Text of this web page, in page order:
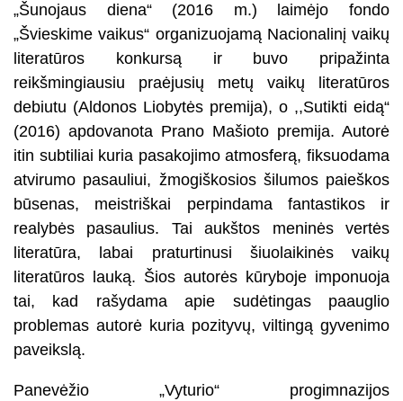
„Šunojaus diena“ (2016 m.) laimėjo fondo
„Švieskime vaikus“ organizuojamą Nacionalinį vaikų
literatūros konkursą ir buvo pripažinta
reikšmingiausiu praėjusių metų vaikų literatūros
debiutu (Aldonos Liobytės premija), o ,,Sutikti eidą“
(2016) apdovanota Prano Mašioto premija. Autorė
itin subtiliai kuria pasakojimo atmosferą, fiksuodama
atvirumo pasauliui, žmogiškosios šilumos paieškos
būsenas, meistriškai perpindama fantastikos ir
realybės pasaulius. Tai aukštos meninės vertės
literatūra, labai praturtinusi šiuolaikinės vaikų
literatūros lauką. Šios autorės kūryboje imponuoja
tai, kad rašydama apie sudėtingas paauglio
problemas autorė kuria pozityvų, viltingą gyvenimo
paveikslą.
Panevėžio „Vyturio“ progimnazijos